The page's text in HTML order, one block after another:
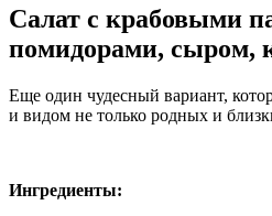
Салат с крабовыми
помидорами, сыром,
Еще один чудесный вариант,
и видом не только родных и
Ингредиенты: